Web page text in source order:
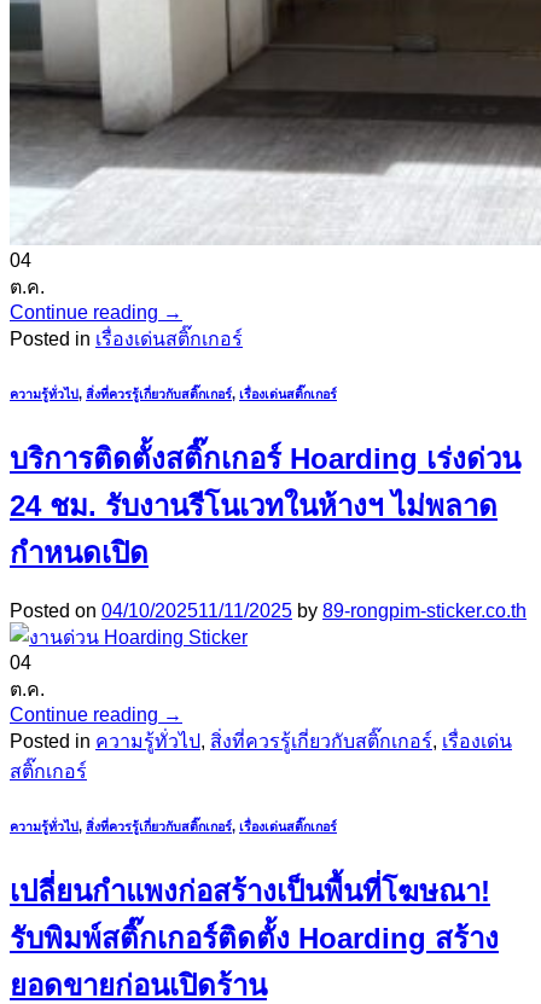
04
ต.ค.
Continue reading →
Posted in เรื่องเด่นสติ๊กเกอร์
ความรู้ทั่วไป, สิ่งที่ควรรู้เกี่ยวกับสติ๊กเกอร์, เรื่องเด่นสติ๊กเกอร์
บริการติดตั้งสติ๊กเกอร์ Hoarding เร่งด่วน
24 ชม. รับงานรีโนเวทในห้างฯ ไม่พลาด
กำหนดเปิด
Posted on 04/10/202511/11/2025 by 89-rongpim-sticker.co.th
04
ต.ค.
Continue reading →
Posted in ความรู้ทั่วไป, สิ่งที่ควรรู้เกี่ยวกับสติ๊กเกอร์, เรื่องเด่น
สติ๊กเกอร์
ความรู้ทั่วไป, สิ่งที่ควรรู้เกี่ยวกับสติ๊กเกอร์, เรื่องเด่นสติ๊กเกอร์
เปลี่ยนกำแพงก่อสร้างเป็นพื้นที่โฆษณา!
รับพิมพ์สติ๊กเกอร์ติดตั้ง Hoarding สร้าง
ยอดขายก่อนเปิดร้าน